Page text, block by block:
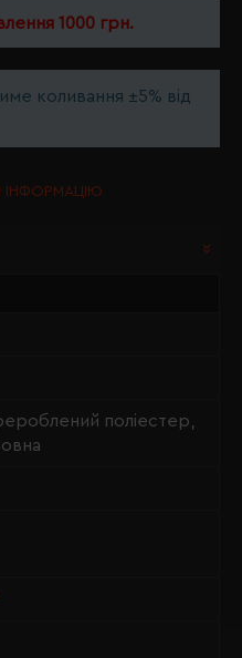
1000 грн.
коливання ±5% від
поліестер,